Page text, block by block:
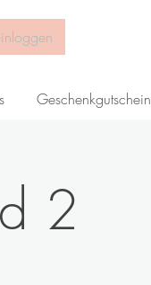
Geschenkgutschein
2